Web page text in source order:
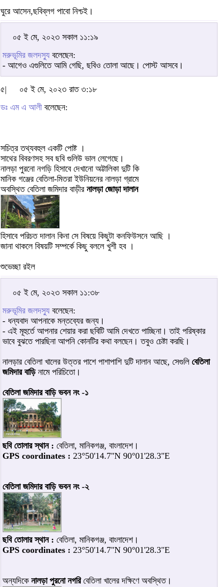
ঘুরে আসেন,ছবিব্লগ পাবো নিশ্চই।
০৫ ই মে, ২০২৩ সকাল ১১:১৯
মরুভূমির জলদস্যু বলেছেন:
- আগেও এগুলিতে আমি গেছি, ছবিও তোলা আছে। পোস্ট আসবে।
৫|
০৫ ই মে, ২০২৩ রাত ৩:১৮
ডঃ এম এ আলীবলেছেন:
সচিত্র তথ্যবহুল একটি পোষ্ট ।
সাথের বিবরণসহ সব ছবি গুলিউ ভাল লেগেছে।
নালড়া পুরনো নগড়ি হিসাবে দেখানো অট্টালিকা দুটি কি
মানিক গঞ্জের বেতিলা-মিতরা ইউনিয়নের নালড়া গ্রামে
অবস্থিত বেতিলা জমিদার বাড়ীর নালড়া জোড়া দালান
হিসাবে পরিচত দালান কিনা সে বিষয়ে কিছুটা কনফিউসনে আছি ।
জানা থাকলে বিষয়টি সম্পর্কে কিছু বললে খুশী হব ।
শুভেচ্ছা রইল
০৫ ই মে, ২০২৩ সকাল ১১:৩৮
মরুভূমির জলদস্যু বলেছেন:
- ধন্যবাদ আপনাকে মন্তব্যের জন্য।
- এই মূহুর্তে আপনার শেয়ার করা ছবিটি আমি দেখতে পাচ্ছিনা। তাই পরিষ্কার
ভাবে বুঝতে পারছিনা আপনি কোনটির কথা বলছেন। তবুও চেষ্টা করছি।
নালড়ার বেতিলা খালের উত্তর পাশে পাশাপাশি দুটি দালান আছে, সেগুলি বেতিলা
জমিদার বাড়িনামে পরিচিতো।
বেতিলা জমিদার বাড়ি ভবন নং -১
ছবি তোলার স্থান : বেতিলা, মানিকগঞ্জ, বাংলাদেশ।
GPS coordinates : 23°50'14.7"N 90°01'28.3"E
বেতিলা জমিদার বাড়ি ভবন নং -২
ছবি তোলার স্থান : বেতিলা, মানিকগঞ্জ, বাংলাদেশ।
GPS coordinates : 23°50'14.7"N 90°01'28.3"E
অন্যদিকে নালড়া পুরনো নগরি বেতিলা খালের দক্ষিণে অবস্থিত।